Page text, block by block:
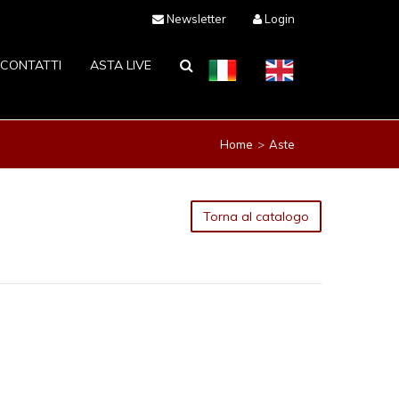
Newsletter Login
CONTATTI ASTA LIVE
Home Aste
Torna al catalogo